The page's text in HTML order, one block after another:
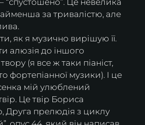
за тривалістю, але
як я музично вирішую її.
алюзія до іншого
(я все ж таки піаніст,
фортепіанної музики). І це
мій улюблений
Це твір Бориса
Друга прелюдія з циклу